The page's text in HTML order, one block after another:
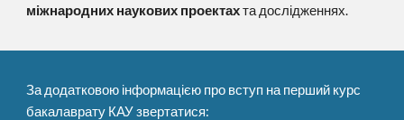
міжнародних наукових проектахта дослідженнях.
За додатковою інформацією про вступ на перший курс
бакалаврату КАУ звертатися: